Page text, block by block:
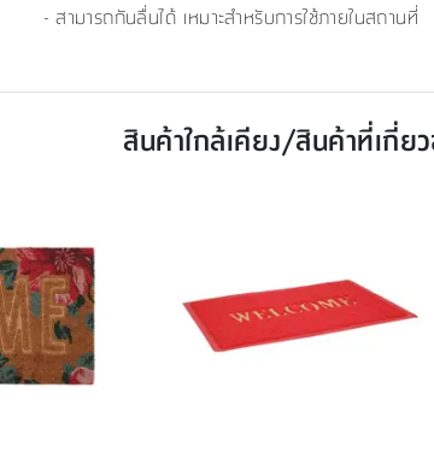
- สามารถกันลื่นได้ เหมาะสำหรับการใช้ภายในสถานที่
สินค้าใกล้เคียง/สินค้าที่เกี่ย